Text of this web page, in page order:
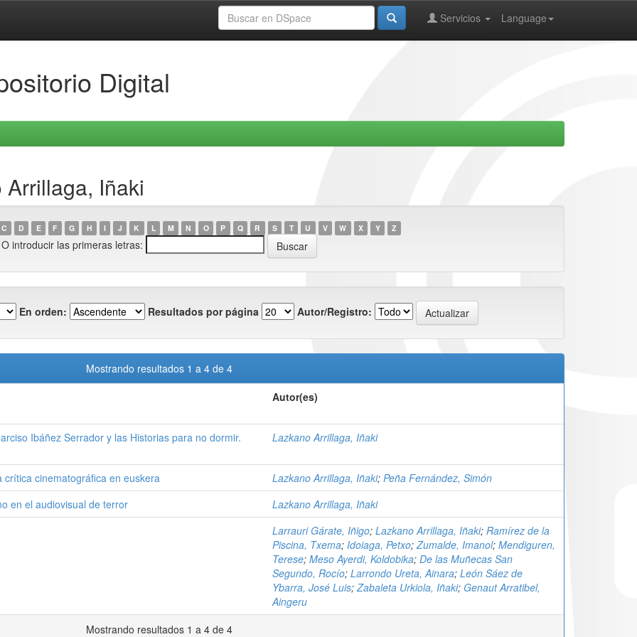
Language
Servicios
Digital
Iñaki
C D E F G H I J K L M N O P Q R S T U V W X Y Z
O introducir las primeras letras:
En orden: Resultados por página Autor/Registro:
Mostrando resultados 1 a 4 de 4
Autor(es)
Ibáñez Serrador y las Historias para no dormir.
Lazkano Arrillaga, Iñaki
cinematográfica en euskera Lazkano Arrillaga, Iñaki; Peña Fernández, Simón
en el audiovisual de terror
Lazkano Arrillaga, Iñaki
Larrauri Gárate, Iñigo; Lazkano Arrillaga, Iñaki; Ramírez de la
Piscina, Txema; Idoiaga, Petxo;Zumalde, Imanol; Mendiguren,
Terese; Meso Ayerdi, Koldobika; De las Muñecas San
Segundo, Rocío; Larrondo Ureta, Ainara; León Sáez de
Ybarra, José Luis;Zabaleta Urkiola, Iñaki; Genaut Arratibel,
Aingeru
Mostrando resultados 1 a 4 de 4